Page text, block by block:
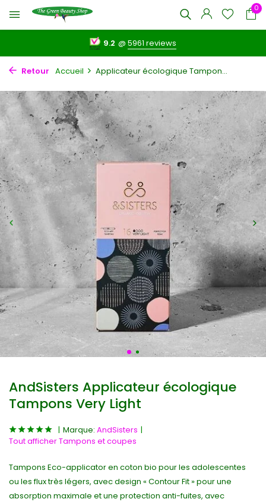
0
9.2 @5961 reviews
Retour Accueil Applicateur écologique Tampon...
AndSisters Applicateur écologique
Tampons Very Light
Marque: AndSisters
Tout afficher Tampons et coupes
Tampons Eco-applicator en coton bio pour les adolescentes
ou les flux très légers, avec design « Contour Fit » pour une
absorption maximale et une protection anti-fuites, avec